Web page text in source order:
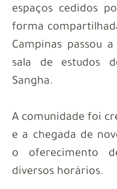
espaços cedidos
forma
Campinas passou
sala de estudos
Sangha.
A comunidade foi
e a chegada de
o oferecimento
diversos horários.